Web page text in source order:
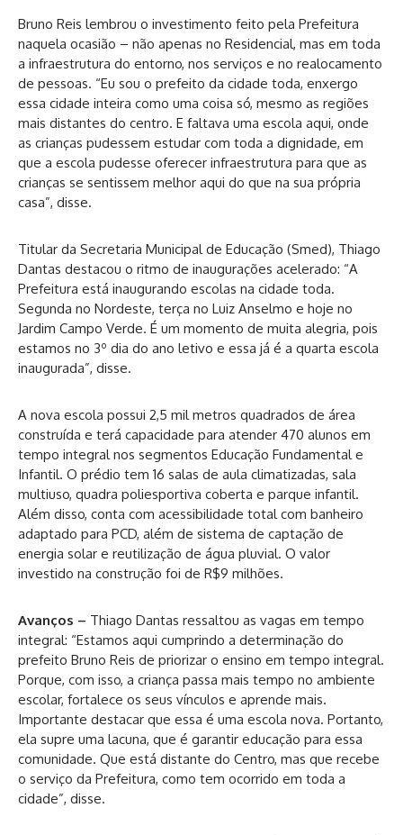
Bruno Reis lembrou o investimento feito pela Prefeitura
naquela ocasião – não apenas no Residencial, mas em toda
a infraestrutura do entorno, nos serviços e no realocamento
de pessoas. “Eu sou o prefeito da cidade toda, enxergo
essa cidade inteira como uma coisa só, mesmo as regiões
mais distantes do centro. E faltava uma escola aqui, onde
as crianças pudessem estudar com toda a dignidade, em
que a escola pudesse oferecer infraestrutura para que as
crianças se sentissem melhor aqui do que na sua própria
casa”, disse.
Titular da Secretaria Municipal de Educação (Smed), Thiago
Dantas destacou o ritmo de inaugurações acelerado: “A
Prefeitura está inaugurando escolas na cidade toda.
Segunda no Nordeste, terça no Luiz Anselmo e hoje no
Jardim Campo Verde. É um momento de muita alegria, pois
estamos no 3º dia do ano letivo e essa já é a quarta escola
inaugurada”, disse.
A nova escola possui 2,5 mil metros quadrados de área
construída e terá capacidade para atender 470 alunos em
tempo integral nos segmentos Educação Fundamental e
Infantil. O prédio tem 16 salas de aula climatizadas, sala
multiuso, quadra poliesportiva coberta e parque infantil.
Além disso, conta com acessibilidade total com banheiro
adaptado para PCD, além de sistema de captação de
energia solar e reutilização de água pluvial. O valor
investido na construção foi de R$9 milhões.
Avanços – Thiago Dantas ressaltou as vagas em tempo
integral: “Estamos aqui cumprindo a determinação do
prefeito Bruno Reis de priorizar o ensino em tempo integral.
Porque, com isso, a criança passa mais tempo no ambiente
escolar, fortalece os seus vínculos e aprende mais.
Importante destacar que essa é uma escola nova. Portanto,
ela supre uma lacuna, que é garantir educação para essa
comunidade. Que está distante do Centro, mas que recebe
o serviço da Prefeitura, como tem ocorrido em toda a
cidade”, disse.